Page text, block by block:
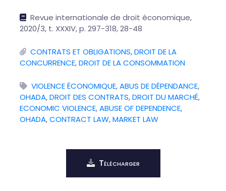
Revue internationale de droit économique,
2020/3, t. XXXIV, p. 297-318, 28-48
CONTRATS ET OBLIGATIONS,DROIT DE LA
CONCURRENCE,DROIT DE LA CONSOMMATION
VIOLENCE ÉCONOMIQUE,ABUS DE DÉPENDANCE,
OHADA,DROIT DES CONTRATS,DROIT DU MARCHÉ,
ECONOMIC VIOLENCE,ABUSE OF DEPENDENCE,
OHADA,CONTRACT LAW,MARKET LAW
Télécharger